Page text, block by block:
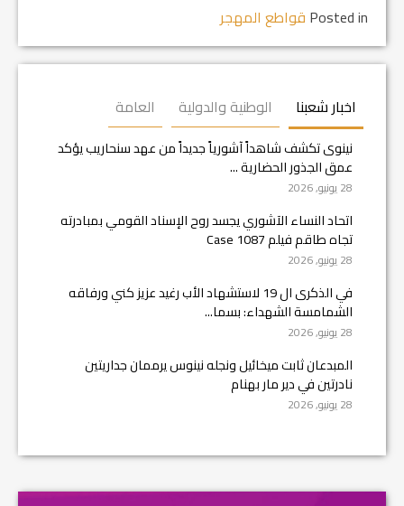
Posted in قواطع المهجر
اخبار شعبنا الوطنية والدولية العامة
نينوى تكشف شاهداً آشورياً جديداً من عهد سنحاريب يؤكد
عمق الجذور الحضارية ...
28 يونيو, 2026
اتحاد النساء الآشوري يجسد روح الإسناد القومي بمبادرته
تجاه طاقم فيلم Case 1087
28 يونيو, 2026
في الذكرى ال 19 لاستشهاد الأب رغيد عزيز كني ورفاقه
الشمامسة الشهداء: بسما...
28 يونيو, 2026
المبدعان ثابت ميخائيل ونجله نينوس يرممان جداريتين
نادرتين في دير مار بهنام
28 يونيو, 2026